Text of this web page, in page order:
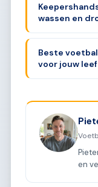
wassen en
Beste
voor jouw
en